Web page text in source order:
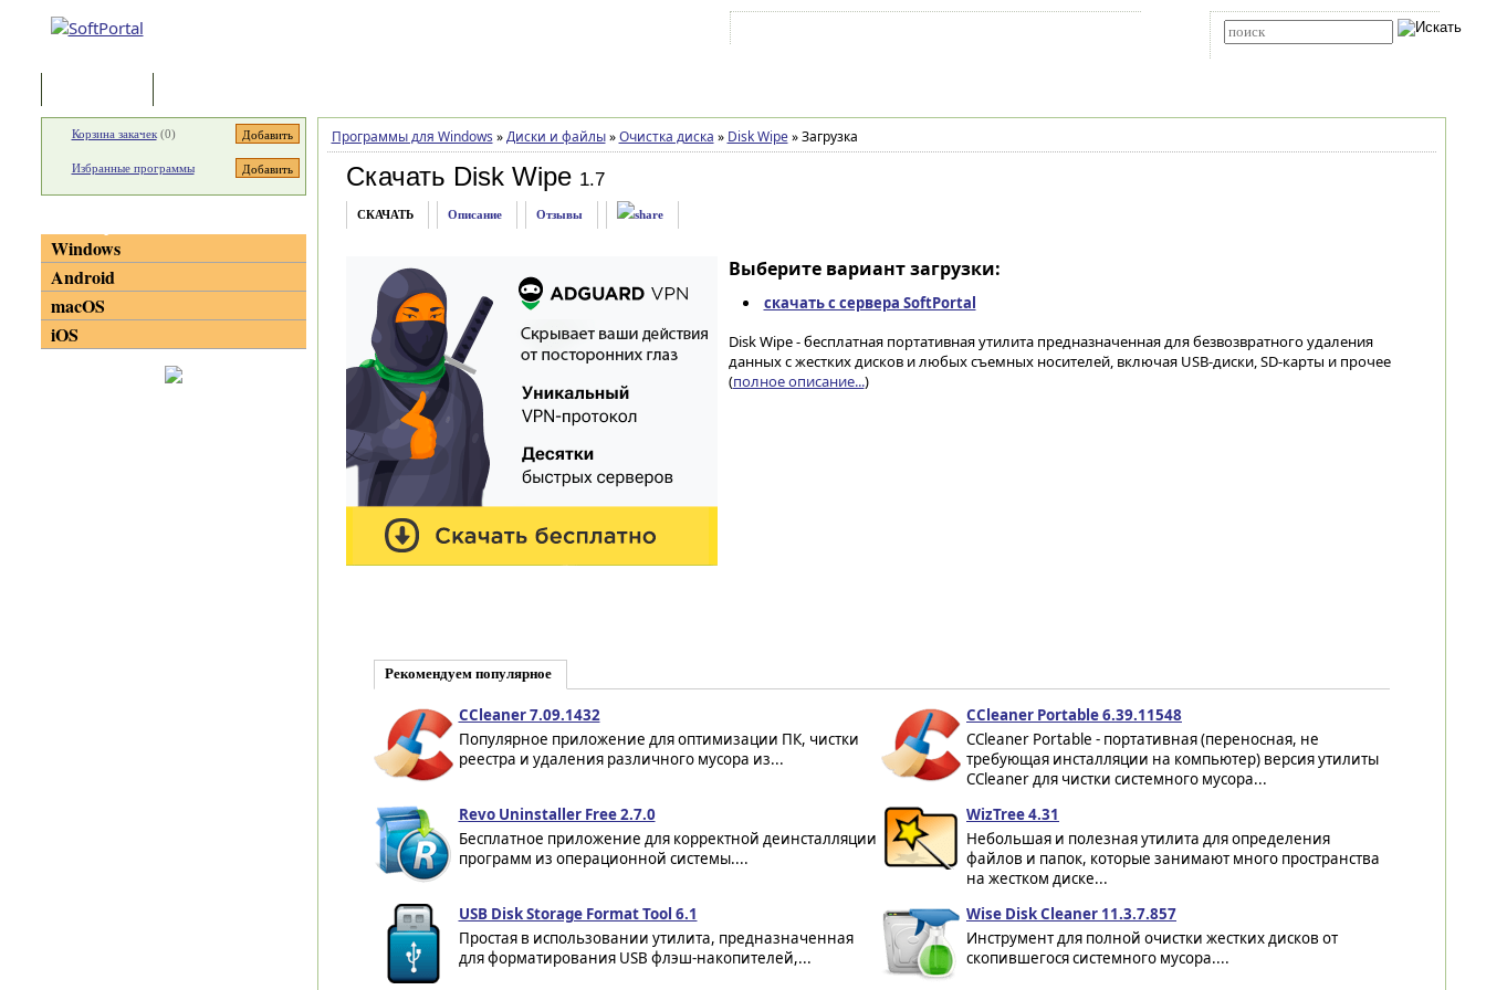
Программы для Windows » Диски и файлы » Очистка диска » Disk Wipe »Загрузка
Скачать Disk Wipe 1.7
СКАЧАТЬ Описание Отзывы
Выберите вариант загрузки:
скачать с сервера SoftPortal
Disk Wipe - бесплатная портативная утилита предназначенная для безвозвратного удаления
данных с жестких дисков и любых съемных носителей, включая USB-диски, SD-карты и прочее
(полное описание...)
Рекомендуем популярное
CCleaner 7.09.1432
Популярное приложение для оптимизации ПК, чистки
реестра и удаления различного мусора из...
CCleaner Portable 6.39.11548
CCleaner Portable - портативная (переносная, не
требующая инсталляции на компьютер) версия утилиты
CCleaner для чистки системного мусора...
Revo Uninstaller Free 2.7.0
Бесплатное приложение для корректной деинсталляции
программ из операционной системы....
WizTree 4.31
Небольшая и полезная утилита для определения
файлов и папок, которые занимают много пространства
на жестком диске...
USB Disk Storage Format Tool 6.1
Простая в использовании утилита, предназначенная
для форматирования USB флэш-накопителей,...
Wise Disk Cleaner 11.3.7.857
Инструмент для полной очистки жестких дисков от
скопившегося системного мусора....
Корзина закачек(0)
Избранные программы
Windows
Android
macOS
iOS